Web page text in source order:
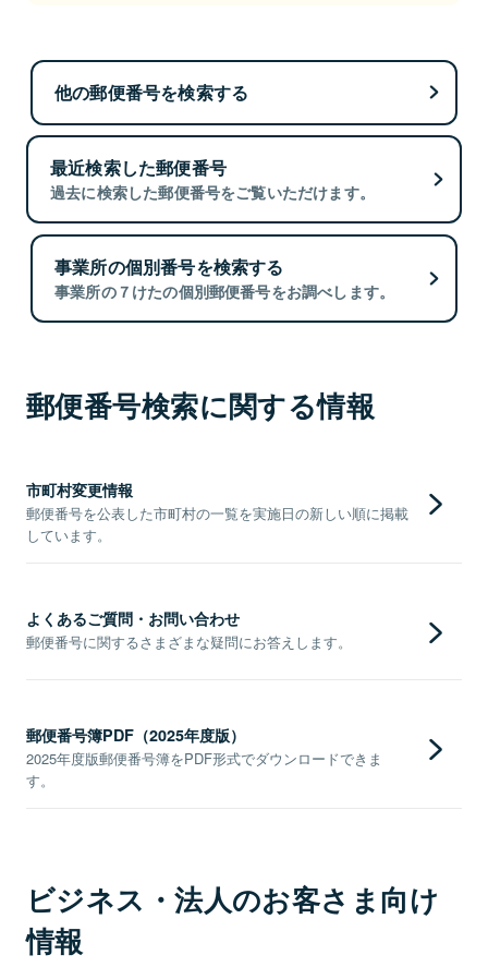
他の郵便番号を検索する
最近検索した郵便番号
過去に検索した郵便番号をご覧いただけます。
事業所の個別番号を検索する
事業所の７けたの個別郵便番号をお調べします。
郵便番号検索に関する情報
市町村変更情報
郵便番号を公表した市町村の一覧を実施日の新しい順に掲載
しています。
よくあるご質問・お問い合わせ
郵便番号に関するさまざまな疑問にお答えします。
郵便番号簿PDF（2025年度版）
2025年度版郵便番号簿をPDF形式でダウンロードできま
す。
ビジネス・法人のお客さま向け
情報